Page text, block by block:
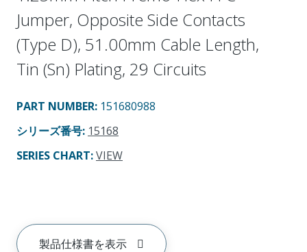
Jumper, Opposite Side Contacts
(Type D), 51.00mm Cable Length,
Tin (Sn) Plating, 29 Circuits
PART NUMBER: 151680988
シリーズ番号: 15168
SERIES CHART:VIEW
製品仕様書を表示